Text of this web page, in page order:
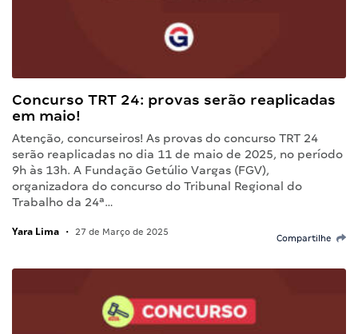
Concurso TRT 24: provas serão reaplicadas
em maio!
Atenção, concurseiros! As provas do concurso TRT 24
serão reaplicadas no dia 11 de maio de 2025, no período
9h às 13h. A Fundação Getúlio Vargas (FGV),
organizadora do concurso do Tribunal Regional do
Trabalho da 24ª…
Yara Lima • 27 de Março de 2025
Compartilhe